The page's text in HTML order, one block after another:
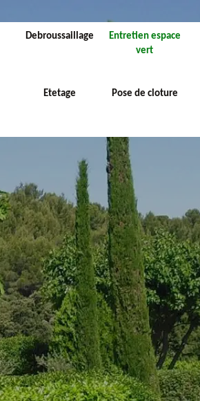
Debroussaillage
Entretien espace
vert
Etetage Pose de cloture